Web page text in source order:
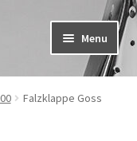
Menu
Falzklappe Goss